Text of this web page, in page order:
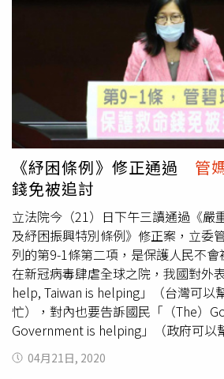
虛怎麼是這種態度」？管說「我一路
指責」，眼見質詢時間已經到了，丁
很好，你就繼續在臉書上當神吧」。
火藥味的詢答後再次強調，專案報告
案」，不論是金門檢察官或者海巡署
船也是非常中性的名詞，會議也已經
管的態度也不滿意。
兒Lily，向她鄭重宣布：「媽媽，我長
鼻」，小S一聽立刻勸阻，她告訴Lily
漂亮！妳鼻子已經是完美」，不希望
結果才14歲的Lily沒在管媽媽的提醒，
買了夾鼻器，想要靠「夾」的，讓自
根據《TVBS新聞網》報導，醫生王彥
夾鼻器會有力量夾住鼻頭，可能會引
鼻子組織壞死，或鼻腔內粘膜破損，
「整個鼻子爛掉都有可能」，不建議
並在《王彥文醫師。我的丸美誌》臉
擁有完美鼻型，建議還是要透過手術
眾真的不敢動刀，她建議可使用「微
打填充物，或使用線雕加強鼻部的挺
目的。但她也提醒，施作前務必跟專
同時兼顧安全。
《紓困條例》修正通過 管
錢免被追討
立法院今（21）日下午三讀通過《嚴
及紓困振興特別條例》修正案，立委
列的第9-1條第二項，是保護人民不會
在新冠病毒肆虐全球之院，我國對外
help, Taiwan is helping」（台灣可以
忙），對內也要告訴國民「（The）
Government is helping」（政府可以
忙）。立委管碧玲表示感謝各黨讓這
識的條文。（圖／管碧玲辦公室提供
04月21日, 2020